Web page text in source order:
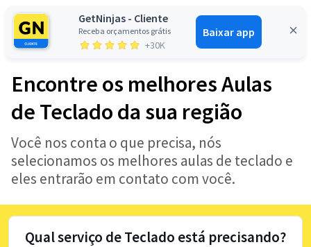
GetNinjas - Cliente
Receba orçamentos grátis
+30K
Baixar app
Entrar
Encontre os melhores Aulas
de Teclado da sua região
Você nos conta o que precisa, nós
selecionamos os melhores aulas de teclado e
eles entrarão em contato com você.
Qual serviço de Teclado está precisando?